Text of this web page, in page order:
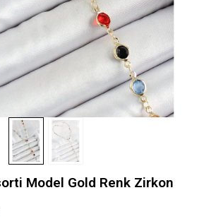
Model Gold Renk Zirkon